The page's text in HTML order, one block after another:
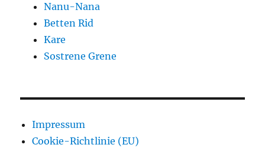
Nanu-Nana
Betten Rid
Kare
Sostrene Grene
Impressum
Cookie-Richtlinie (EU)